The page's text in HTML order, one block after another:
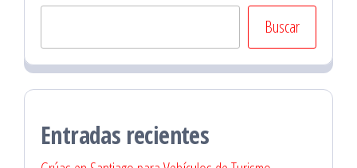
Buscar
Entradas recientes